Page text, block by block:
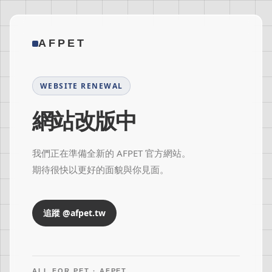
AFPET
WEBSITE RENEWAL
網站改版中
我們正在準備全新的 AFPET 官方網站。
期待很快以更好的面貌與你見面。
追蹤 @afpet.tw